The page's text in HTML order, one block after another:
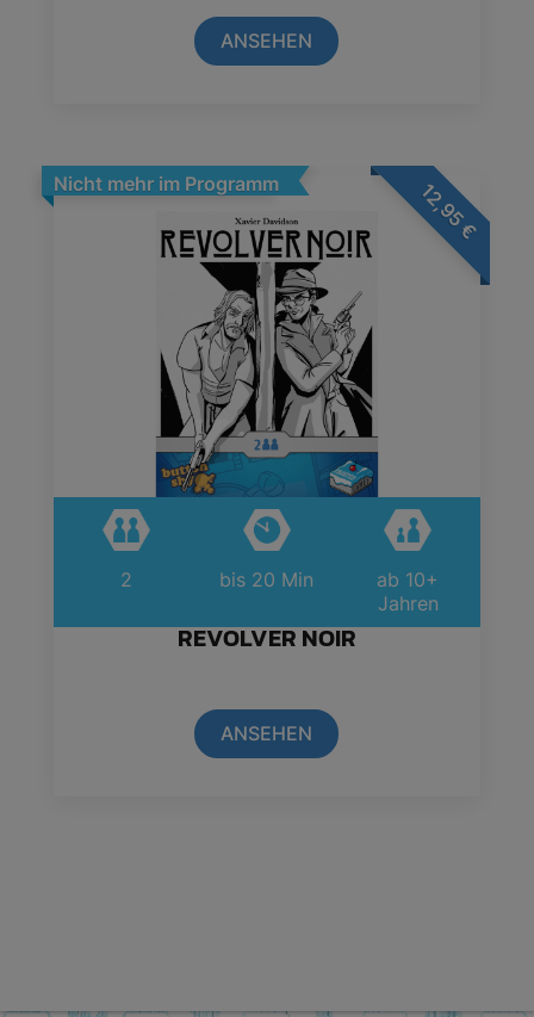
ANSEHEN
Nicht mehr im Programm 12,95
€
2 bis 20 Min
ab 10+
Jahren
REVOLVER NOIR
ANSEHEN